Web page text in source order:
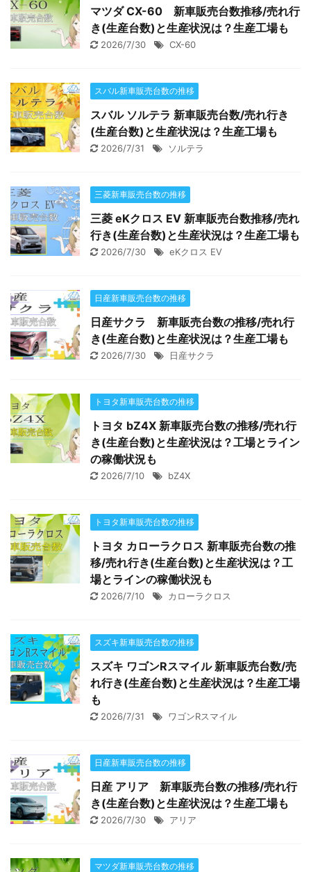
マツダ CX-60 新車販売台数推移/売れ行
き(生産台数)と生産状況は？生産工場も
2026/7/30 CX-60
スバル新車販売台数の推移
スバル ソルテラ 新車販売台数/売れ行き
(生産台数)と生産状況は？生産工場も
2026/7/31 ソルテラ
三菱新車販売台数の推移
三菱 eKクロス EV 新車販売台数推移/売れ
行き(生産台数)と生産状況は？生産工場も
2026/7/30 eKクロス EV
日産新車販売台数の推移
日産サクラ 新車販売台数の推移/売れ行
き(生産台数)と生産状況は？生産工場も
2026/7/30 日産サクラ
トヨタ新車販売台数の推移
トヨタ bZ4X 新車販売台数の推移/売れ行
き(生産台数)と生産状況は？工場とライン
の稼働状況も
2026/7/10 bZ4X
トヨタ新車販売台数の推移
トヨタ カローラクロス 新車販売台数の推
移/売れ行き(生産台数)と生産状況は？工
場とラインの稼働状況も
2026/7/10 カローラクロス
スズキ新車販売台数の推移
スズキ ワゴンRスマイル 新車販売台数/売
れ行き(生産台数)と生産状況は？生産工場
も
2026/7/31 ワゴンRスマイル
日産新車販売台数の推移
日産 アリア 新車販売台数の推移/売れ行
き(生産台数)と生産状況は？生産工場も
2026/7/30 アリア
マツダ新車販売台数の推移